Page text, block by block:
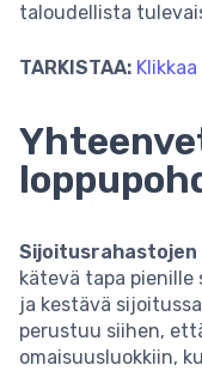
taloudellista
TARKISTAA:
kätevä tapa
ja kestävä
perustuu siihen,
omaisuusluokkiin,